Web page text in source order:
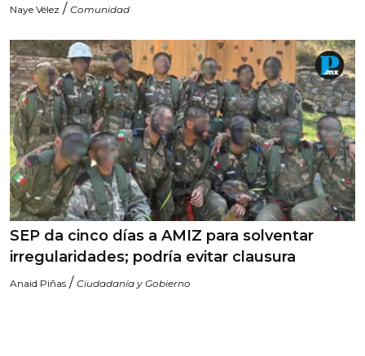
Naye Vélez / Comunidad
SEP da cinco días a AMIZ para solventar
irregularidades; podría evitar clausura
Anaid Piñas / Ciudadanía y Gobierno